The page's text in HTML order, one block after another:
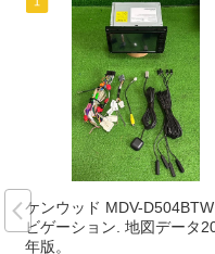
ケンウッド MDV-
ビゲーション. 地図データ
年版。